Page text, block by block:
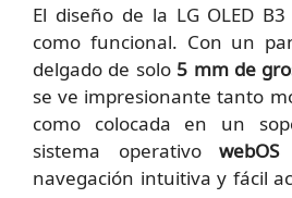
El diseño de la LG OLED
como funcional. Con un
delgado de solo 5 mm de
se ve impresionante tanto
como colocada en un
sistema operativo webOS
navegación intuitiva y fácil